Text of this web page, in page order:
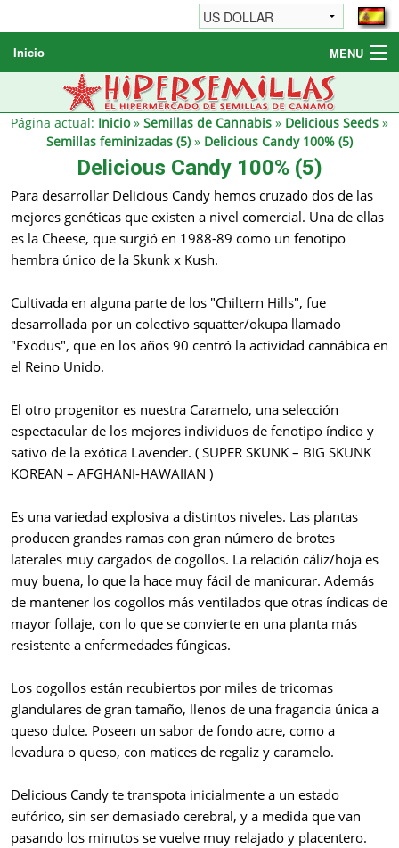
Inicio MENU
Semillas de cannabis
Otros productos
Revendedores
Página actual: Inicio» Semillas de Cannabis » Delicious Seeds »
Semillas feminizadas (5)» Delicious Candy 100% (5)
Delicious Candy 100% (5)
Para desarrollar Delicious Candy hemos cruzado dos de las
mejores genéticas que existen a nivel comercial. Una de ellas
es la Cheese, que surgió en 1988-89 como un fenotipo
hembra único de la Skunk x Kush.
Cultivada en alguna parte de los "Chiltern Hills", fue
desarrollada por un colectivo squatter/okupa llamado
"Exodus", que en los años 90 centró la actividad cannábica en
el Reino Unido.
El otro progenitor es nuestra Caramelo, una selección
espectacular de los mejores individuos de fenotipo índico y
sativo de la exótica Lavender. ( SUPER SKUNK – BIG SKUNK
KOREAN – AFGHANI-HAWAIIAN )
Es una variedad explosiva a distintos niveles. Las plantas
producen grandes ramas con gran número de brotes
laterales muy cargados de cogollos. La relación cáliz/hoja es
muy buena, lo que la hace muy fácil de manicurar. Además
de mantener los cogollos más ventilados que otras índicas de
mayor follaje, con lo que se convierte en una planta más
resistente a enfermedades fúngicas.
Los cogollos están recubiertos por miles de tricomas
glandulares de gran tamaño, llenos de una fragancia única a
queso dulce. Poseen un sabor de fondo acre, como a
levadura o queso, con matices de regaliz y caramelo.
Delicious Candy te transpota inicialmente a un estado
eufórico, sin ser demasiado cerebral, y a medida que van
pasando los minutos se vuelve muy relajado y placentero.